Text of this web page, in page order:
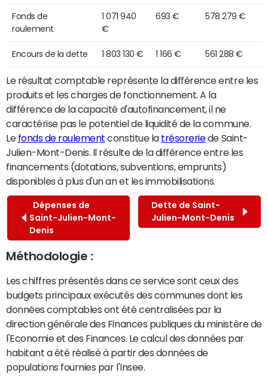
Fonds de
roulement
1 071 940
€
693 € 578 279 €
Encours de la dette 1 803 130 € 1 166 € 561 288 €
Le résultat comptable représente la différence entre les
produits et les charges de fonctionnement. A la
différence de la capacité d'autofinancement, il ne
caractérise pas le potentiel de liquidité de la commune.
Le fonds de roulement constitue la trésoreriede Saint-
Julien-Mont-Denis. Il résulte de la différence entre les
financements (dotations, subventions, emprunts)
disponibles à plus d'un an et les immobilisations.
Dépenses de
Saint-Julien-Mont-
Denis
Dette de Saint-
Julien-Mont-Denis
Méthodologie :
Les chiffres présentés dans ce service sont ceux des
budgets principaux exécutés des communes dont les
données comptables ont été centralisées par la
direction générale des Finances publiques du ministère de
l'Economie et des Finances. Le calcul des données par
habitant a été réalisé à partir des données de
populations fournies par l'Insee.